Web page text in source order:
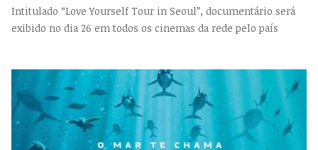
Intitulado “Love Yourself Tour in Seoul”, documentário será
exibido no dia 26 em todos os cinemas da rede pelo país